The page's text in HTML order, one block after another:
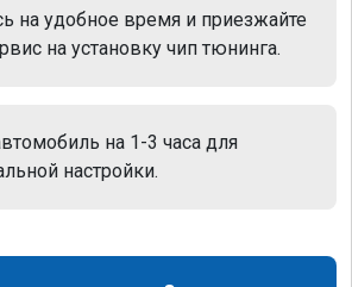
на удобное время и приезжайте
на установку чип тюнинга.
на 1-3 часа для
настройки.